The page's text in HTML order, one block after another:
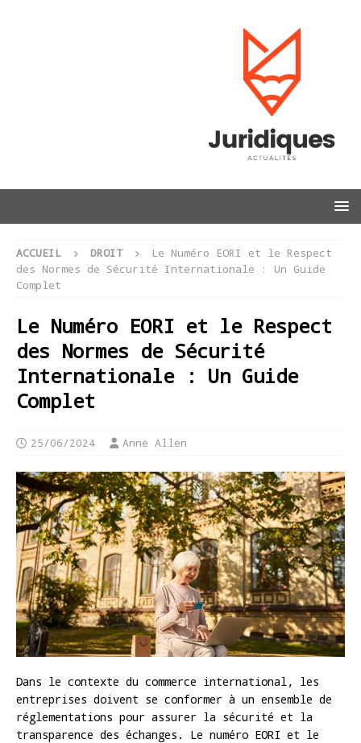
ACCUEIL DROIT
Le Numéro EORI et le Respect
des Normes de Sécurité Internationale : Un Guide
Complet
Le Numéro EORI et le Respect
des Normes de Sécurité
Internationale : Un Guide
Complet
25/06/2024 Anne Allen
Dans le contexte du commerce international, les
entreprises doivent se conformer à un ensemble de
réglementations pour assurer la sécurité et la
transparence des échanges. Le numéro EORI et le